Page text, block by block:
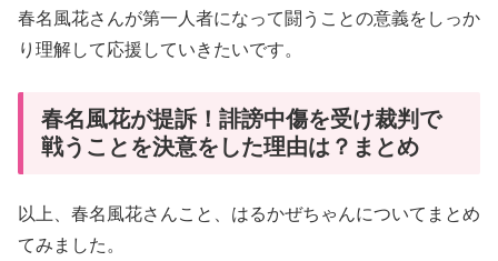
春名風花さんが第一人者になって闘うことの意義をしっか
り理解して応援していきたいです。
春名風花が提訴！誹謗中傷を受け裁判で
戦うことを決意をした理由は？まとめ
以上、春名風花さんこと、はるかぜちゃんについてまとめ
てみました。